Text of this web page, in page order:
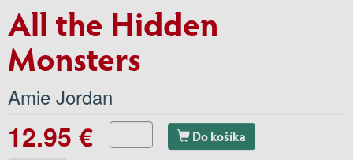
All the Hidden
Monsters
Amie Jordan
12.95 € Do košíka